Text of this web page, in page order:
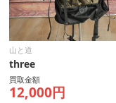
山と道
three
買取金額
12,000円